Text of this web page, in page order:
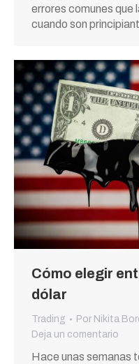
errores comunes
cuando son
Cómo elegir
dólar
Trading Por Nikita
Deja un comentario
Hace unas semanas